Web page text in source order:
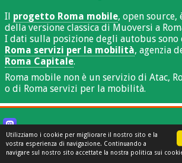
Utilizziamo i cookie per migliorare il nostro sito e la
vostra esperienza di navigazione. Continuando a
navigare sul nostro sito accettate la nostra politica sui
Il progetto Roma mobile, open source,
della versione classica di Muoversi a
I dati sulla posizione degli autobus sono
Roma servizi per la mobilità, agenzia
Roma Capitale.
Roma mobile non è un servizio di Atac,
o di Roma servizi per la mobilità.